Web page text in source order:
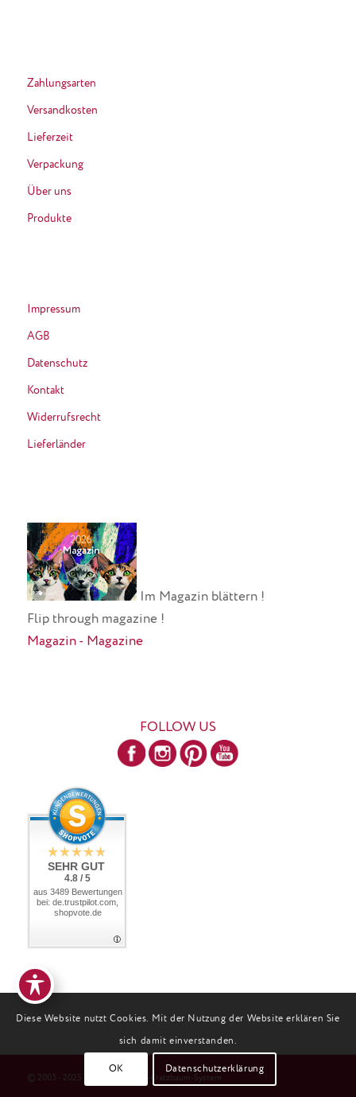
Zahlungsarten
Versandkosten
Lieferzeit
Verpackung
Über uns
Produkte
Impressum
AGB
Datenschutz
Kontakt
Widerrufsrecht
Lieferländer
Im Magazin blättern !
Flip through magazine !
Magazin - Magazine
FOLLOW US
SEHR GUT
4.8 / 5
aus 3489 Bewertungen
bei: de.trustpilot.com,
shopvote.de
© 2003 - 2025 Profeline Katzen-Kratzbaum-System
Diese Website nutzt Cookies. Mit der Nutzung der Website erklären Sie
sich damit einverstanden.
OK Datenschutzerklärung